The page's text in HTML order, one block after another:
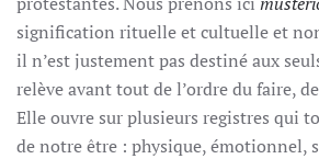
signification rituelle et cultuelle et
il n’est justement pas destiné aux
relève avant tout de l’ordre du faire,
Elle ouvre sur plusieurs registres qui
de notre être : physique, émotionnel,